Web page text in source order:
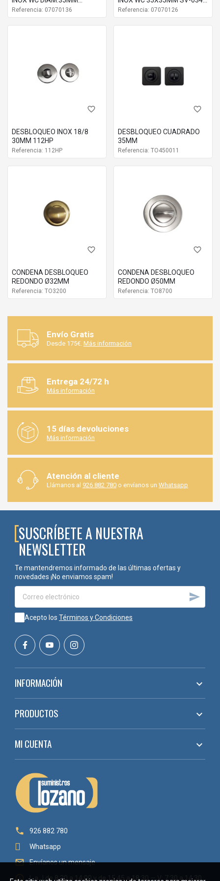
EC4500.11E Niquel mate
EC4500.113 Latón pulido
EC4500.11A Bronce inglés
Cuero inglés
SV0340PV LT MT
Referencia: 07070136
LT MT
Referencia: 07070126
favorite_border
DESBLOQUEO INOX 18/8
30MM 112HP
Referencia: 112HP
favorite_border
DESBLOQUEO CUADRADO
35MM
Referencia: TO450011
favorite_border
CONDENA DESBLOQUEO
REDONDO Ø32MM
Referencia: TO3200
favorite_border
CONDENA DESBLOQUEO
REDONDO Ø50MM
Referencia: TO8700
Envío Gratis
Desde 175€. Más información
Entrega 24/72 h
Más información
15 días devoluciones
Más información
Atención al cliente
Llámanos al 926 882 780 o envíanos un Whatsapp
SUSCRÍBETE A NUESTRA
NEWSLETTER
Te mantendremos informado de las últimas ofertas y
novedades ¡No enviamos spam!

Acepto los Términos y Condiciones
INFORMACIÓN 
PRODUCTOS 
MI CUENTA 

926 882 780
Whatsapp
 Envíanos un mensaje
 L a J de 8:30 a 14:00 y de 15:45 a 18:30 — V: 7:30 a 14:30